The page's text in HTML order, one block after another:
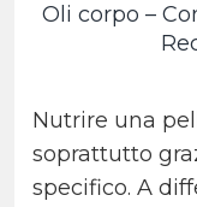
Oli corpo –
Nutrire una
soprattutto
specifico. A